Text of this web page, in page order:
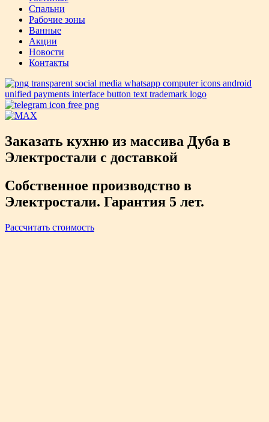
Спальни
Рабочие зоны
Ванные
Акции
Новости
Контакты
Заказать кухню из массива Дуба в
Электростали с доставкой
Собственное производство в
Электростали. Гарантия 5 лет.
Рассчитать стоимость